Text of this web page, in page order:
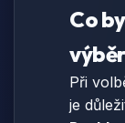
Co
Při
je